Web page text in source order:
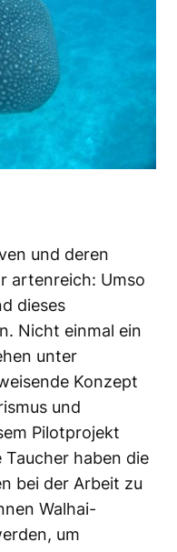
und deren
artenreich: Umso
dieses
Nicht einmal ein
unter
Konzept
und
Pilotprojekt
haben die
bei der Arbeit zu
Walhai-
um